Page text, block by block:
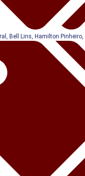
, Bell Lins, Hamilton Pinheiro,